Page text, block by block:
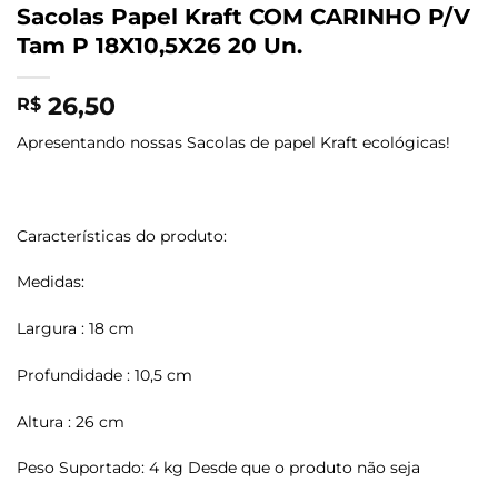
Sacolas Papel Kraft COM CARINHO P/V
Tam P 18X10,5X26 20 Un.
R$ 26,50
Apresentando nossas Sacolas de papel Kraft ecológicas!
Características do produto:
Medidas:
Largura : 18 cm
Profundidade : 10,5 cm
Altura : 26 cm
Peso Suportado: 4 kg Desde que o produto não seja